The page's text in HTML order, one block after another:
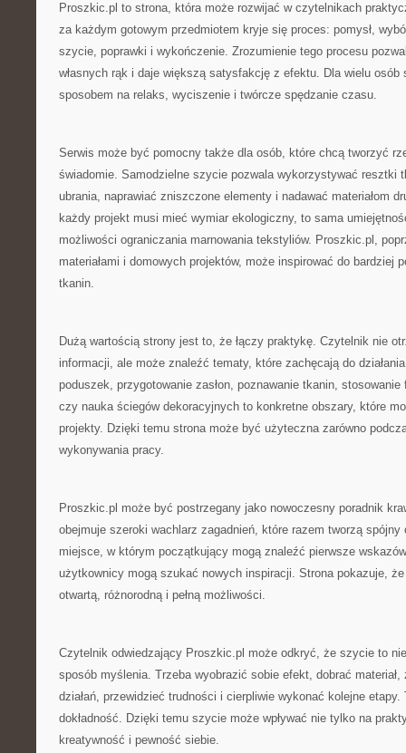
Proszkic.pl to strona, która może rozwijać w czytelnikach
za każdym gotowym przedmiotem kryje się proces: pomysł,
szycie, poprawki i wykończenie. Zrozumienie tego procesu
własnych rąk i daje większą satysfakcję z efektu. Dla wielu
sposobem na relaks, wyciszenie i twórcze spędzanie czasu.
Serwis może być pomocny także dla osób, które chcą tworzyć
świadomie. Samodzielne szycie pozwala wykorzystywać resztki
ubrania, naprawiać zniszczone elementy i nadawać materiałom
każdy projekt musi mieć wymiar ekologiczny, to sama
możliwości ograniczania marnowania tekstyliów. Proszkic.pl,
materiałami i domowych projektów, może inspirować do bardziej
tkanin.
Dużą wartością strony jest to, że łączy praktykę. Czytelnik nie
informacji, ale może znaleźć tematy, które zachęcają do
poduszek, przygotowanie zasłon, poznawanie tkanin,
czy nauka ściegów dekoracyjnych to konkretne obszary, które
projekty. Dzięki temu strona może być użyteczna zarówno
wykonywania pracy.
Proszkic.pl może być postrzegany jako nowoczesny poradnik
obejmuje szeroki wachlarz zagadnień, które razem tworzą
miejsce, w którym początkujący mogą znaleźć pierwsze
użytkownicy mogą szukać nowych inspiracji. Strona pokazuje,
otwartą, różnorodną i pełną możliwości.
Czytelnik odwiedzający Proszkic.pl może odkryć, że szycie to
sposób myślenia. Trzeba wyobrazić sobie efekt, dobrać materiał,
działań, przewidzieć trudności i cierpliwie wykonać kolejne
dokładność. Dzięki temu szycie może wpływać nie tylko na
kreatywność i pewność siebie.